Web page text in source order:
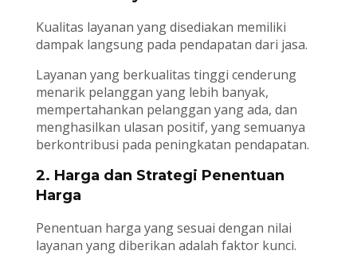
Kualitas layanan yang disediakan memiliki
dampak langsung pada pendapatan dari jasa.
Layanan yang berkualitas tinggi cenderung
menarik pelanggan yang lebih banyak,
mempertahankan pelanggan yang ada, dan
menghasilkan ulasan positif, yang semuanya
berkontribusi pada peningkatan pendapatan.
2. Harga dan Strategi Penentuan
Harga
Penentuan harga yang sesuai dengan nilai
layanan yang diberikan adalah faktor kunci.